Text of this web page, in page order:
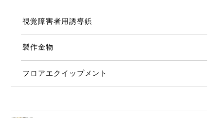
視覚障害者用誘導鋲
製作金物
フロアエクイップメント